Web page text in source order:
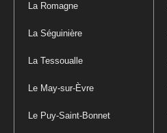
La Romagne
La Séguinière
La Tessoualle
Le May-sur-Èvre
Le Puy-Saint-Bonnet